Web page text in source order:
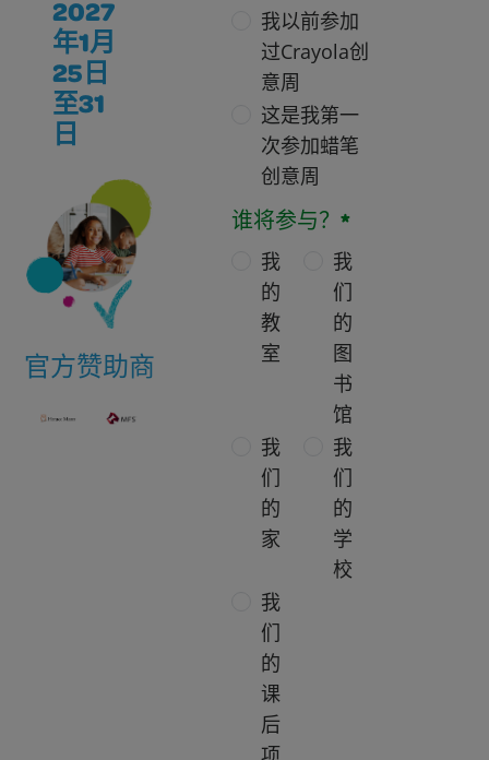
2027
年1月
25日
至31
日
官方赞助商
我以前参加
过Crayola创
意周
这是我第一
次参加蜡笔
创意周
谁将参与？*
我
的
教
室
我
们
的
图
书
馆
我
们
的
家
我
们
的
学
校
我
们
的
课
后